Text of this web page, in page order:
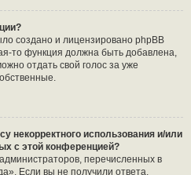
создано и лицензировано phpBB
то функция должна быть добавлена,
отдать свой голос за уже
некорректного использования и/или
с этой конференцией?
перечисленных в
Если вы не получили ответа,